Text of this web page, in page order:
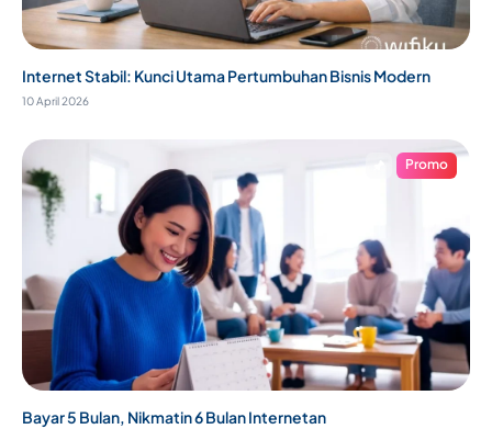
Internet Stabil: Kunci Utama Pertumbuhan Bisnis Modern
10 April 2026
Promo
Bayar 5 Bulan, Nikmatin 6 Bulan Internetan